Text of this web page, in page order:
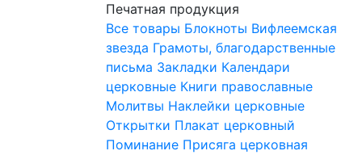
Печатная продукция
Все товары Блокноты Вифлеемская
звезда Грамоты, благодарственные
письма Закладки Календари
церковные Книги православные
Молитвы Наклейки церковные
Открытки Плакат церковный
Поминание Присяга церковная